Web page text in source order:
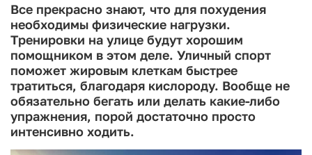
Все прекрасно знают, что для похудения
необходимы физические нагрузки.
Тренировки на улице будут хорошим
помощником в этом деле. Уличный спорт
поможет жировым клеткам быстрее
тратиться, благодаря кислороду. Вообще не
обязательно бегать или делать какие-либо
упражнения, порой достаточно просто
интенсивно ходить.